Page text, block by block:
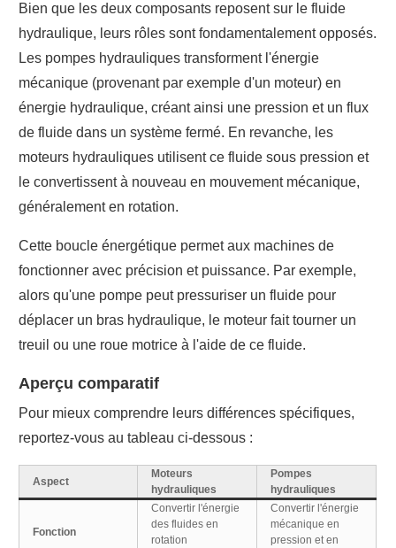
Bien que les deux composants reposent sur le fluide
hydraulique, leurs rôles sont fondamentalement opposés.
Les pompes hydrauliques transforment l'énergie
mécanique (provenant par exemple d'un moteur) en
énergie hydraulique, créant ainsi une pression et un flux
de fluide dans un système fermé. En revanche, les
moteurs hydrauliques utilisent ce fluide sous pression et
le convertissent à nouveau en mouvement mécanique,
généralement en rotation.
Cette boucle énergétique permet aux machines de
fonctionner avec précision et puissance. Par exemple,
alors qu'une pompe peut pressuriser un fluide pour
déplacer un bras hydraulique, le moteur fait tourner un
treuil ou une roue motrice à l'aide de ce fluide.
Aperçu comparatif
Pour mieux comprendre leurs différences spécifiques,
reportez-vous au tableau ci-dessous :
Aspect
Moteurs
hydrauliques
Pompes
hydrauliques
Fonction
Convertir l'énergie
des fluides en
rotation
Convertir l'énergie
mécanique en
pression et en